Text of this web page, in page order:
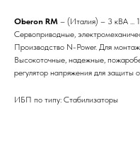
Oberon RM – (Италия) – 3 кВА ...
Сервоприводные,
Производство N-Power. Для
Высокоточные, надежные,
регулятор напряжения для защиты
ИБП по типу: Стабилизаторы